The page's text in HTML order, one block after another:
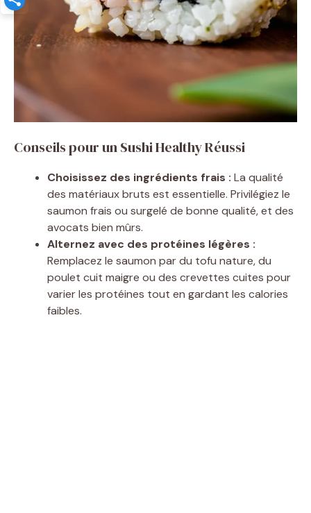
Conseils pour un Sushi Healthy Réussi
Choisissez des ingrédients frais : La qualité
des matériaux bruts est essentielle. Privilégiez le
saumon frais ou surgelé de bonne qualité, et des
avocats bien mûrs.
Alternez avec des protéines légères :
Remplacez le saumon par du tofu nature, du
poulet cuit maigre ou des crevettes cuites pour
varier les protéines tout en gardant les calories
faibles.